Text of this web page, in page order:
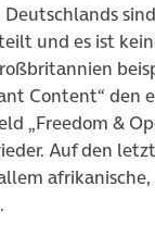
und es ist
Content“ den
„Freedom &
Auf den